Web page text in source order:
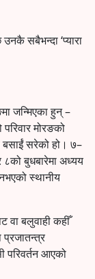
सबैभन्दा ‘प्यारा
जन्मिएका हुन् –
मोरङको
बसाईं सरेको हो। ७–
८को बुधबारेमा अध्यय
स्थानीय
वा बलुवाही कहीँ
परिवर्तन आएको